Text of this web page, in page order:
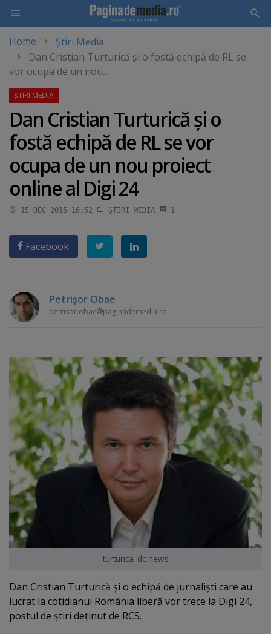
main
content
Home
Știri Media
Dan Cristian Turturică şi o fostă echipă de RL se
vor ocupa de un nou...
Dan Cristian Turturică şi o
fostă echipă de RL se vor
ocupa de un nou proiect
online al Digi 24
15 DEC 2015 16:52 ȘTIRI MEDIA 1
Facebook
Petrişor Obae
petrisor.obae paginademedia.ro
turturica_dc news
Dan Cristian Turturică şi o echipă de jurnalişti care au
lucrat la cotidianul România liberă vor trece la Digi 24,
postul de ştiri deţinut de RCS.